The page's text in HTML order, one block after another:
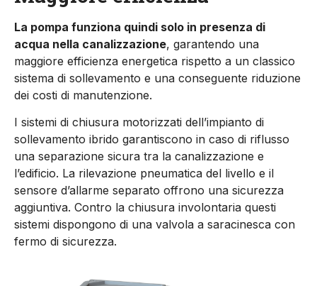
La pompa funziona quindi solo in presenza di
acqua nella canalizzazione, garantendo una
maggiore efficienza energetica rispetto a un classico
sistema di sollevamento e una conseguente riduzione
dei costi di manutenzione.
I sistemi di chiusura motorizzati dell’impianto di
sollevamento ibrido garantiscono in caso di riflusso
una separazione sicura tra la canalizzazione e
l’edificio. La rilevazione pneumatica del livello e il
sensore d’allarme separato offrono una sicurezza
aggiuntiva. Contro la chiusura involontaria questi
sistemi dispongono di una valvola a saracinesca con
fermo di sicurezza.